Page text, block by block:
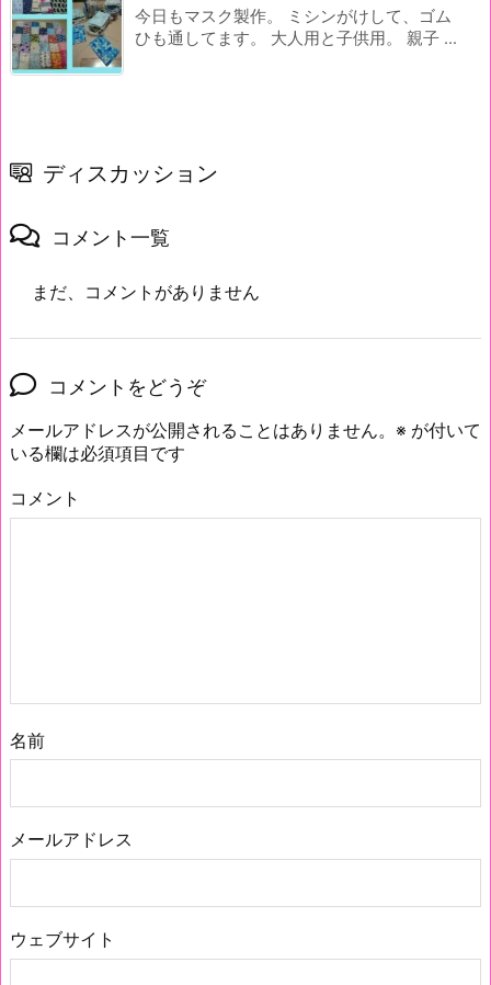
今日もマスク製作。 ミシンがけして、ゴム
ひも通してます。 大人用と子供用。 親子 ...
ディスカッション
コメント一覧
まだ、コメントがありません
コメントをどうぞ
メールアドレスが公開されることはありません。 ※ が付いて
いる欄は必須項目です
コメント
名前
メールアドレス
ウェブサイト